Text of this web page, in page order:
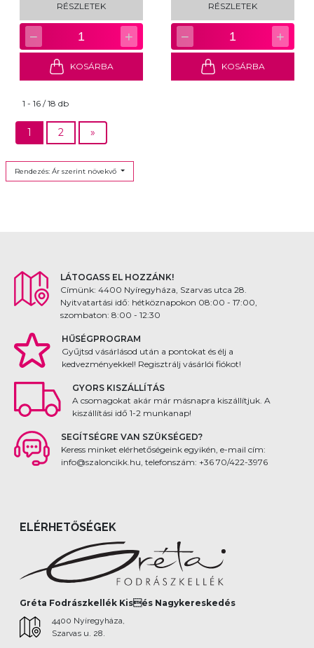
RÉSZLETEK
− 1 +
KOSÁRBA
RÉSZLETEK
− 1 +
KOSÁRBA
1 - 16 / 18 db
1 2 »
Rendezés: Ár szerint növekvő
LÁTOGASS EL HOZZÁNK!
Címünk: 4400 Nyíregyháza, Szarvas utca 28.
Nyitvatartási idő: hétköznapokon 08:00 - 17:00,
szombaton: 8:00 - 12:30
HŰSÉGPROGRAM
Gyűjtsd vásárlásod után a pontokat és élj a
kedvezményekkel! Regisztrálj vásárlói fiókot!
GYORS KISZÁLLÍTÁS
A csomagokat akár már másnapra kiszállítjuk. A
kiszállítási idő 1-2 munkanap!
SEGÍTSÉGRE VAN SZÜKSÉGED?
Keress minket elérhetőségeink egyikén, e-mail cím:
info@szaloncikk.hu, telefonszám: +36 70/422-3976
ELÉRHETŐSÉGEK
Gréta Fodrászkellék Kisés Nagykereskedés
4400 Nyíregyháza,
Szarvas u. 28.